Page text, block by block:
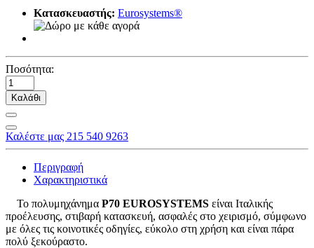
Κατασκευαστής: Eurosystems®
Ποσότητα:
Καλάθι
Καλέστε μας 215 540 9263
Περιγραφή
Χαρακτηριστικά
Το πολυμηχάνημα P70 EUROSYSTEMS είναι Ιταλικής
προέλευσης, στιβαρή κατασκευή, ασφαλές στο χειρισμό, σύμφωνο
με όλες τις κοινοτικές οδηγίες, εύκολο στη χρήση και είναι πάρα
πολύ ξεκούραστο.